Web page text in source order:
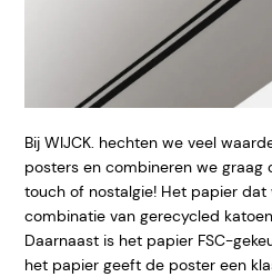
Bij WIJCK. hechten we veel
posters en combineren we graag
touch of nostalgie! Het papier dat
combinatie van gerecycled
Daarnaast is het papier FSC-
het papier geeft de poster een